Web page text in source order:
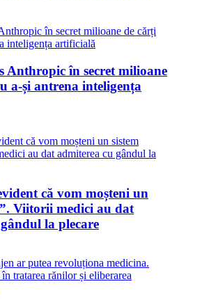
Anthropic în secret milioane
a-și antrena inteligența
că vom moșteni un
Viitorii medici au dat
la plecare